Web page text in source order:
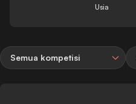
Usia
Semua kompetisi